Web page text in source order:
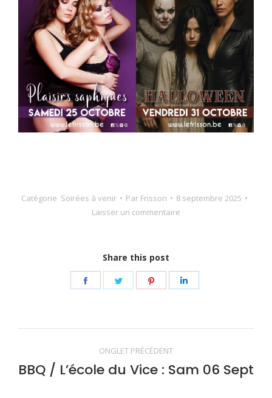
Catégorie Soirées à venir Par Frisson
8 septembre 2025
Laisser un commentaire
Share this post
Share
Share
Share
Navigation
de
ONGLET PRÉCÉDENT
Onglet
BBQ / L’école du Vice : Sam 06 Sept